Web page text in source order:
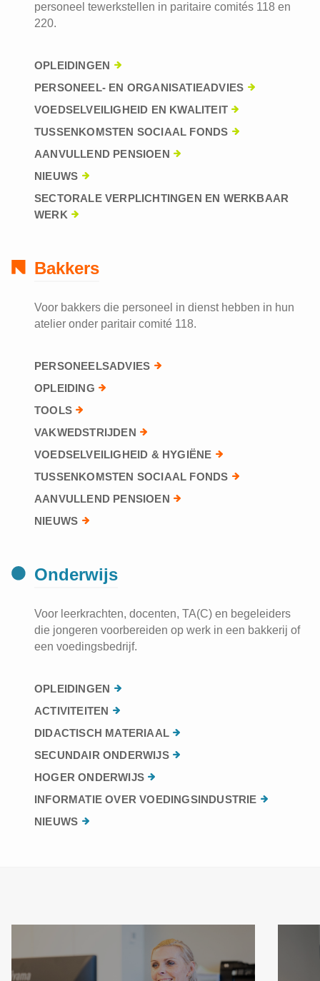
personeel tewerkstellen in paritaire comités 118 en
220.
OPLEIDINGEN
PERSONEEL- EN ORGANISATIEADVIES
VOEDSELVEILIGHEID EN KWALITEIT
TUSSENKOMSTEN SOCIAAL FONDS
AANVULLEND PENSIOEN
NIEUWS
SECTORALE VERPLICHTINGEN EN WERKBAAR
WERK
Bakkers
Voor bakkers die personeel in dienst hebben in hun
atelier onder paritair comité 118.
PERSONEELSADVIES
OPLEIDING
TOOLS
VAKWEDSTRIJDEN
VOEDSELVEILIGHEID & HYGIËNE
TUSSENKOMSTEN SOCIAAL FONDS
AANVULLEND PENSIOEN
NIEUWS
Onderwijs
Voor leerkrachten, docenten, TA(C) en begeleiders
die jongeren voorbereiden op werk in een bakkerij of
een voedingsbedrijf.
OPLEIDINGEN
ACTIVITEITEN
DIDACTISCH MATERIAAL
SECUNDAIR ONDERWIJS
HOGER ONDERWIJS
INFORMATIE OVER VOEDINGSINDUSTRIE
NIEUWS